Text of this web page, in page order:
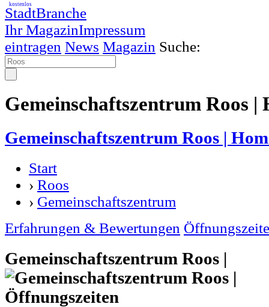
StadtBranche
Ihr MagazinImpressum
kostenlos
eintragen News Magazin Suche:
Gemeinschaftszentrum Roos |
Gemeinschaftszentrum Roos |
Start
› Roos
› Gemeinschaftszentrum
Erfahrungen & Bewertungen
Gemeinschaftszentrum Roos |